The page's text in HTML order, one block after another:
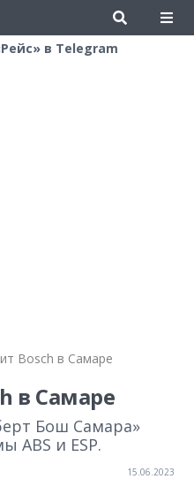
в Telegram
Bosch в Самаре
в Самаре
Бош Самара»
ABS и ESP.
15.06.2023